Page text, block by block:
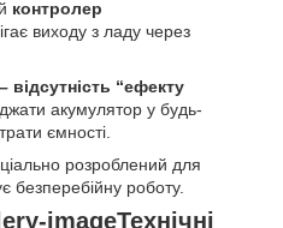
контролер
виходу з ладу через
– відсутність “ефекту
акумулятор у будь-
ємності.
розроблений для
безперебійну роботу.
Технічні